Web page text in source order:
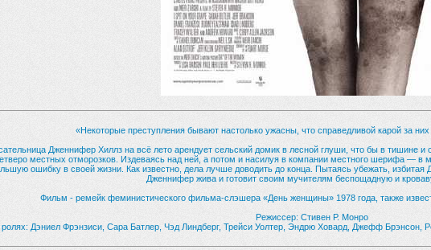
«Некоторые преступления бывают настолько ужасны, что справедливой карой за
Дженнифер Хиллз на всё лето арендует сельский домик в лесной глуши, что бы в тишине
местных отморозков. Издеваясь над ней, а потом и насилуя в компании местного шерифа —
ошибку в своей жизни. Как известно, дела лучше доводить до конца. Пытаясь убежать, избитая
Дженнифер жива и готовит своим мучителям беспощадную и
Фильм - ремейк феминистического фильма-слэшера «День женщины» 1978 года, также
Режиссер: Стивен Р. Монро
Дэниел Фрэнзиси, Сара Батлер, Чэд Линдберг, Трейси Уолтер, Эндрю Ховард, Джефф